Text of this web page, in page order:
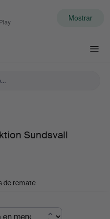
Mostrar
Sundsvall
de remate